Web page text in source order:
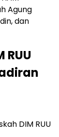
Agung
dan
RUU
DIM RUU